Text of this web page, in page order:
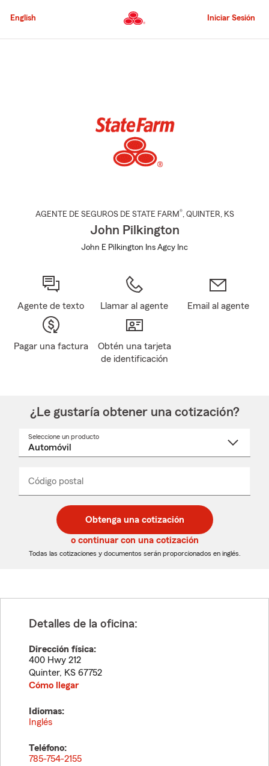
al
principal
English Iniciar Sesión
AGENTE DE SEGUROS DE STATE FARM®, QUINTER, KS
John Pilkington
John E Pilkington Ins Agcy Inc
Agente de texto Llamar al agente Email al agente
Pagar una factura
Obtén una tarjeta
de identificación
¿Le gustaría obtener una cotización?
Seleccione un producto
desplegable
Código postal
de
5
dígitos
de
5
dígitos
_____
Obtenga una cotización
o continuar con una cotización
Todas las cotizaciones y documentos serán proporcionados en inglés.
Detalles de la oficina:
Dirección física:
400 Hwy 212
Quinter, KS 67752
Cómo llegar
Idiomas:
Inglés
Teléfono:
785-754-2155